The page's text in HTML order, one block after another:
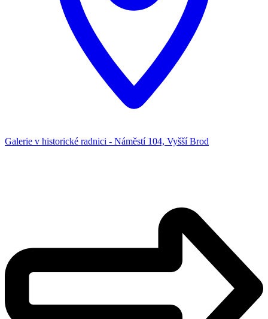
Galerie v historické radnici - Náměstí 104, Vyšší Brod